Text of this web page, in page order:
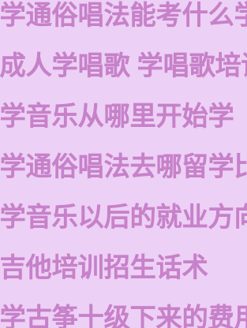
学通俗唱法能考什么
成人学唱歌 学唱歌培
学音乐从哪里开始学
学通俗唱法去哪留学
学音乐以后的就业方
吉他培训招生话术
学古筝十级下来的费